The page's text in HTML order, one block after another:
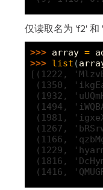
仅读取名为 'f2' 和
>>> array =
>>> list (
[(1222,
(1350,
(1932,
(1494,
(1981,
(1267,
(1166,
(1229,
(1816,
(1416,